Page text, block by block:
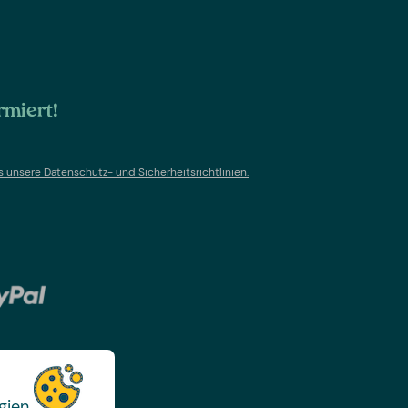
unsere Datenschutz- und Sicherheitsrichtlinien.